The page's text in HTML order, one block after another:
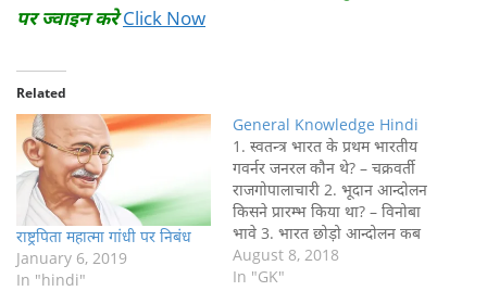
पर ज्वाइन करे Click Now
Related
राष्ट्रपिता महात्मा गांधी पर निबंध
January 6, 2019
In "hindi"
General Knowledge Hindi
1. स्वतन्त्र भारत के प्रथम भारतीय
गवर्नर जनरल कौन थे? – चक्रवर्ती
राजगोपालाचारी 2. भूदान आन्दोलन
किसने प्रारम्भ किया था? – विनोबा
भावे 3. भारत छोड़ो आन्दोलन कब
प्रारम्भ हुआ? – 9 अगस्त, 1942 ई.
4. काँग्रेस ने भारत छोड़ो आन्दोलन
August 8, 2018
In "GK"